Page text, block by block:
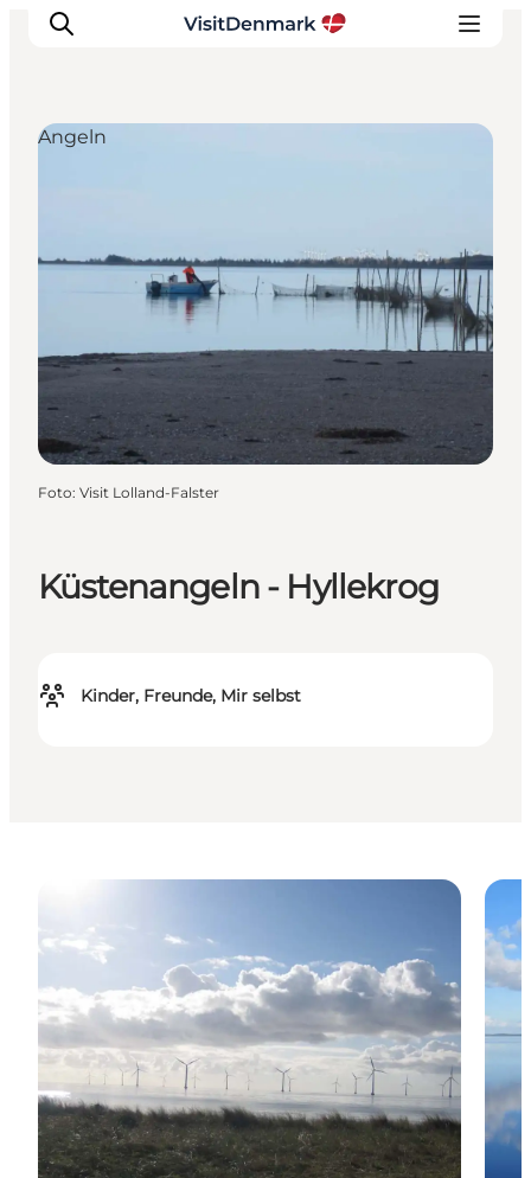
Erlebnisse
Unterkünfte
Reiseplanung
Küstenangeln - Hyllekrog
Kinder, Freunde, Mir selbst
Angeln
Foto: Visit Lolland-Falster